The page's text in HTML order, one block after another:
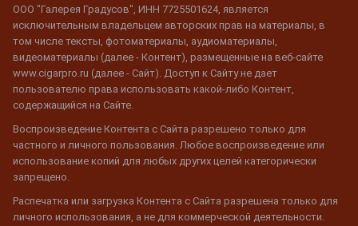
ООО "Галерея Градусов", ИНН 7725501624, является
исключительным владельцем авторских прав на материалы, в
том числе тексты, фотоматериалы, аудиоматериалы,
видеоматериалы (далее - Контент), размещенные на веб-сайте
www.cigarpro.ru (далее - Сайт). Доступ к Сайту не дает
пользователю права использовать какой-либо Контент,
содержащийся на Сайте.
Воспроизведение Контента с Сайта разрешено только для
частного и личного пользования. Любое воспроизведение или
использование копий для любых других целей категорически
запрещено.
Распечатка или загрузка Контента с Сайта разрешена только для
личного использования, а не для коммерческой деятельности.